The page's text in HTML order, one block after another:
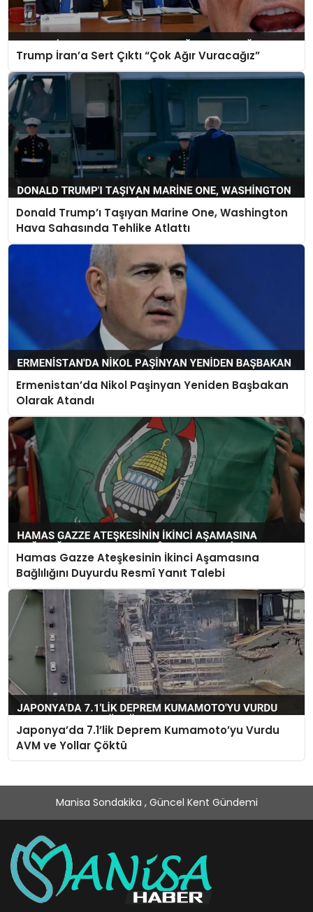
Trump İran’a Sert Çıktı “Çok Ağır Vuracağız”
Donald Trump’ı Taşıyan Marine One, Washington
Hava Sahasında Tehlike Atlattı
Ermenistan’da Nikol Paşinyan Yeniden Başbakan
Olarak Atandı
Hamas Gazze Ateşkesinin İkinci Aşamasına
Bağlılığını Duyurdu Resmî Yanıt Talebi
Japonya’da 7.1’lik Deprem Kumamoto’yu Vurdu
AVM ve Yollar Çöktü
Manisa Sondakika , Güncel Kent Gündemi